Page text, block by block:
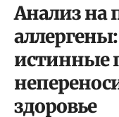
Анализ на
истинные
здоровье